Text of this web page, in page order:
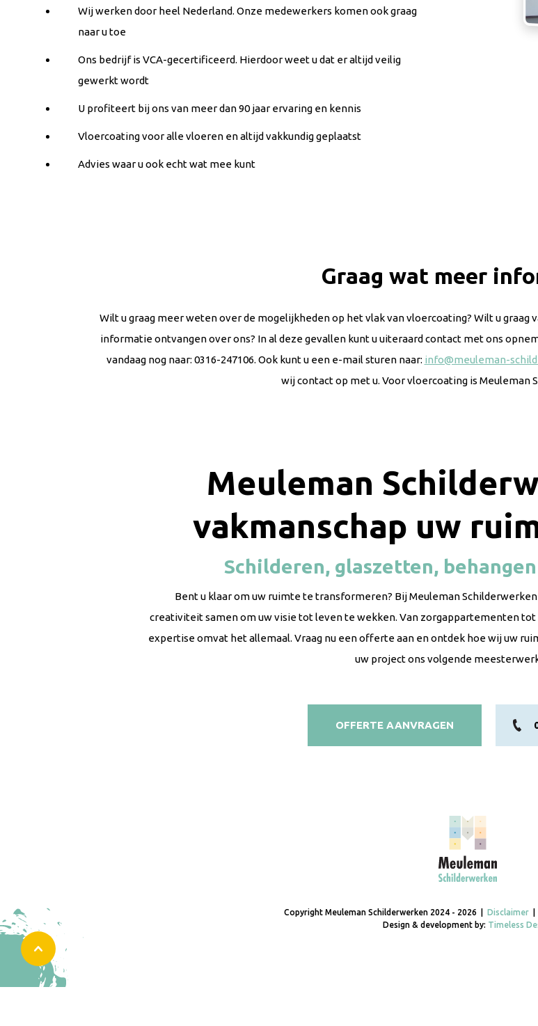
Wij werken door heel Nederland. Onze medewerkers komen ook graag
naar u toe
Ons bedrijf is VCA-gecertificeerd. Hierdoor weet u dat er altijd veilig
gewerkt wordt
U profiteert bij ons van meer dan 90 jaar ervaring en kennis
Vloercoating voor alle vloeren en altijd vakkundig geplaatst
Advies waar u ook echt wat mee kunt
Graag wat meer
Wilt u graag meer weten over de mogelijkheden op het vlak van vloercoating? Wilt u
informatie ontvangen over ons? In al deze gevallen kunt u uiteraard contact met ons
vandaag nog naar: 0316-247106. Ook kunt u een e-mail sturen naar: info@meuleman-
wij contact op met u. Voor vloercoating is Meuleman
Meuleman
vakmanschap uw
Schilderen, glaszetten,
Bent u klaar om uw ruimte te transformeren? Bij Meuleman
creativiteit samen om uw visie tot leven te wekken. Van zorgappartementen
expertise omvat het allemaal. Vraag nu een offerte aan en ontdek hoe wij uw
uw project ons volgende
OFFERTE AANVRAGEN
Copyright Meuleman Schilderwerken 2024 - 2026 | Disclaimer|
Design & development by: Timeless